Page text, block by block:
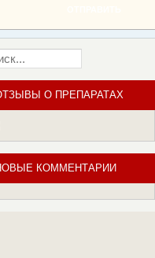
О ПРЕПАРАТАХ
КОММЕНТАРИИ